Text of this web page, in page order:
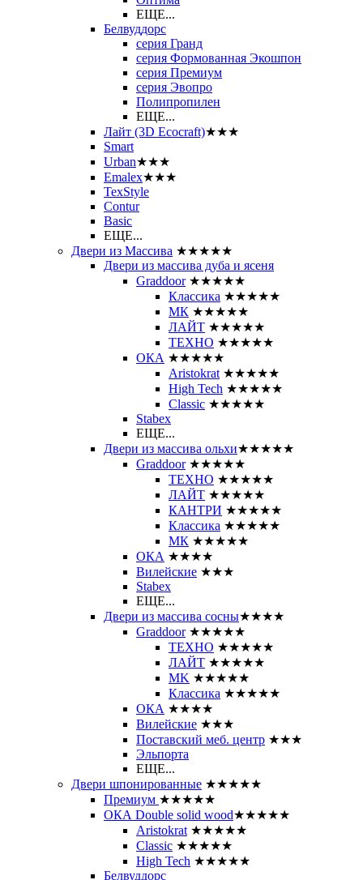
ЕЩЕ...
Белвуддорс
серия Гранд
серия Формованная Экошпон
серия Премиум
серия Эвопро
Полипропилен
ЕЩЕ...
Лайт (3D Ecocraft)★★★
Smart
Urban★★★
Emalex★★★
TexStyle
Contur
Basic
ЕЩЕ...
Двери из Массива ★★★★★
Двери из массива дуба и ясеня
Graddoor ★★★★★
Классика ★★★★★
МК ★★★★★
ЛАЙТ ★★★★★
ТЕХНО ★★★★★
ОКА ★★★★★
Aristokrat ★★★★★
High Tech ★★★★★
Classic ★★★★★
Stabex
ЕЩЕ...
Двери из массива ольхи★★★★★
Graddoor ★★★★★
ТЕХНО ★★★★★
ЛАЙТ ★★★★★
КАНТРИ ★★★★★
Классика ★★★★★
МК ★★★★★
ОКА ★★★★
Вилейские ★★★
Stabex
ЕЩЕ...
Двери из массива сосны★★★★
Graddoor ★★★★★
ТЕХНО ★★★★★
ЛАЙТ ★★★★★
MK ★★★★★
Классика ★★★★★
ОКА ★★★★
Вилейские ★★★
Поставский меб. центр ★★★
Эльпорта
ЕЩЕ...
Двери шпонированные ★★★★★
Премиум ★★★★★
ОКА Double solid wood★★★★★
Aristokrat ★★★★★
Classic ★★★★★
High Tech ★★★★★
Белвуддорс